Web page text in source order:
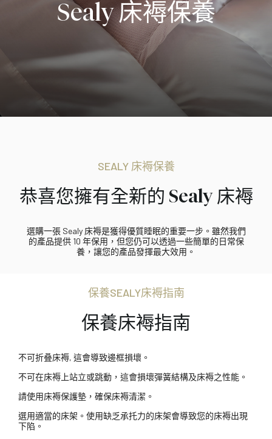
Sealy 床褥保養
SEALY 床褥保養
恭喜您擁有全新的 Sealy 床褥
選購一張 Sealy 床褥是獲得優質睡眠的重要一步。雖然我們
的產品提供 10 年保用，但您仍可以透過一些簡單的日常保
養，讓您的產品發揮最大效用。
保養SEALY床褥指南
保養床褥指南
不可折叠床褥, 這會導致邊框損壞。
不可在床褥上站立或跳動，這會損壞彈簧結構及床褥之性能。
請使用床褥保護墊，確保床褥清潔。
選用適當的床架。使用缺乏承托力的床架會導致您的床褥出現
下陷。